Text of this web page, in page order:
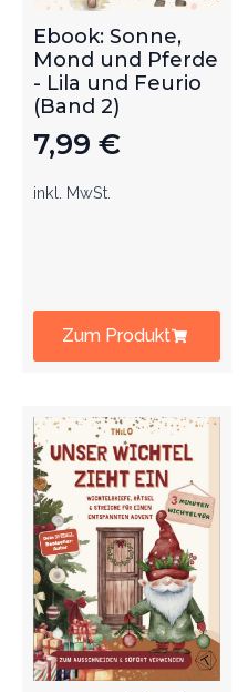
Ebook: Sonne,
Mond und Pferde
- Lila und Feurio
(Band 2)
7,99 €
inkl. MwSt.
Zum Produkt